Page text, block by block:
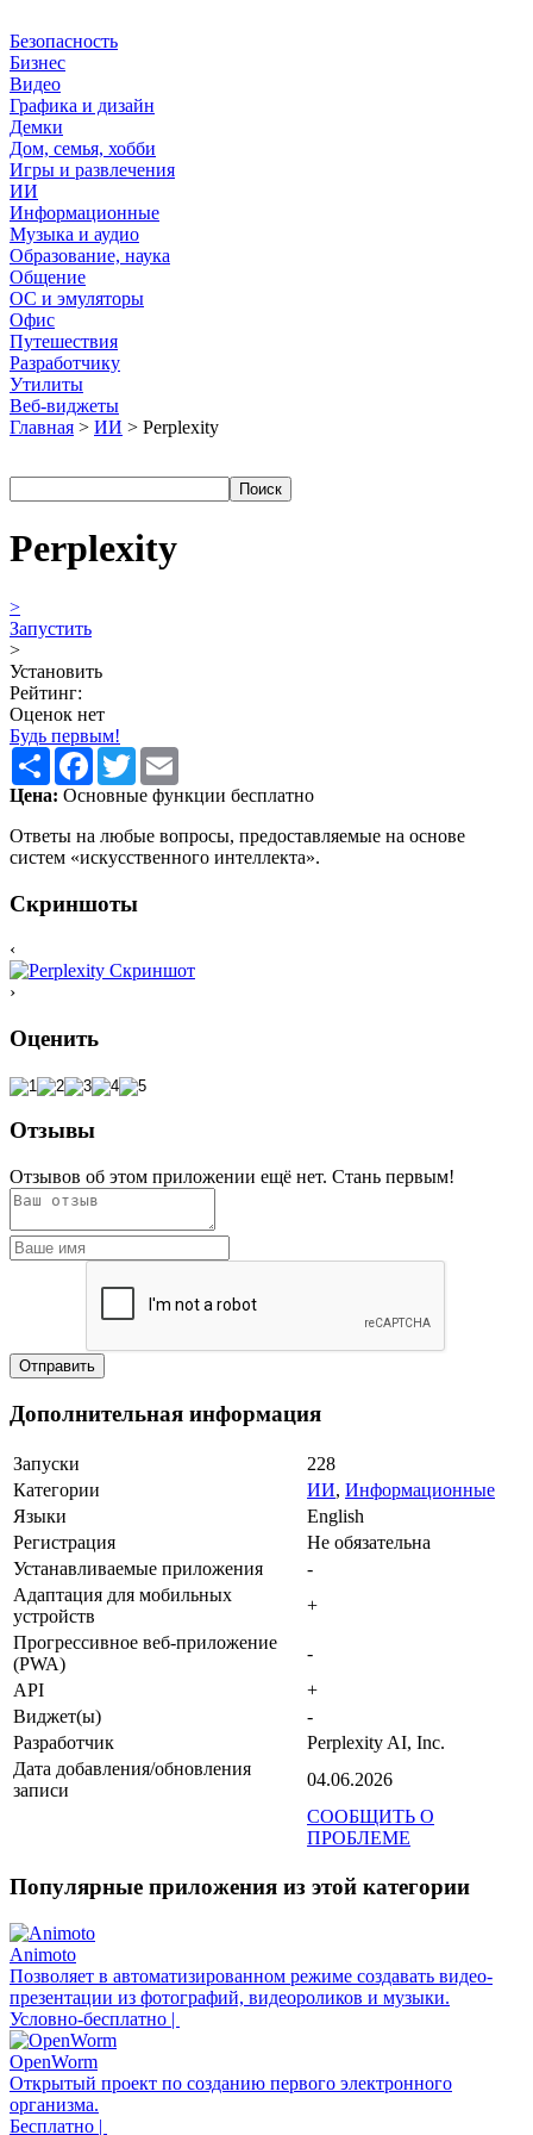
Безопасность
Бизнес
Видео
Графика и дизайн
Демки
Дом, семья, хобби
Игры и развлечения
ИИ
Информационные
Музыка и аудио
Образование, наука
Общение
ОС и эмуляторы
Офис
Путешествия
Разработчику
Утилиты
Веб-виджеты
Главная > ИИ > Perplexity
Perplexity
>
Запустить
>
Установить
Рейтинг:
Оценок нет
Будь первым!
Share Facebook
Twitter
Цена: Основные функции бесплатно
Ответы на любые вопросы, предоставляемые на основе
систем «искусственного интеллекта».
Скриншоты
‹
›
Оценить
Отзывы
Отзывов об этом приложении ещё нет. Стань первым!
Дополнительная информация
Запуски
228
Категории
ИИ, Информационные
Языки
English
Регистрация
Не обязательна
Устанавливаемые приложения
-
Адаптация для мобильных
устройств
+
Прогрессивное веб-приложение
(PWA)
-
API
+
Виджет(ы)
-
Разработчик
Perplexity AI, Inc.
Дата добавления/обновления
записи
04.06.2026
СООБЩИТЬ О
ПРОБЛЕМЕ
Популярные приложения из этой категории
Animoto
Позволяет в автоматизированном режиме создавать видео-
презентации из фотографий, видеороликов и музыки.
Условно-бесплатно |
OpenWorm
Открытый проект по созданию первого электронного
организма.
Бесплатно |